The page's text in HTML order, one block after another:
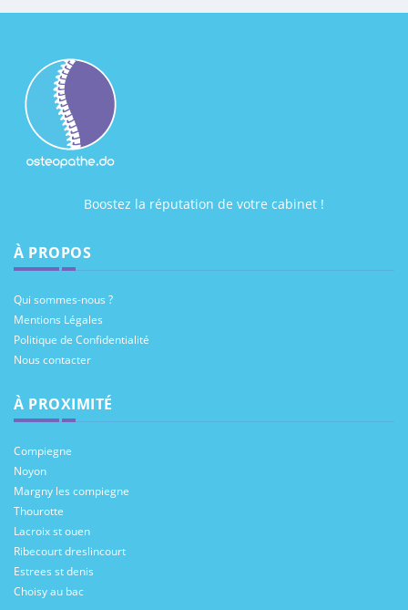
Boostez la réputation de votre cabinet !
À PROPOS
Qui sommes-nous ?
Mentions Légales
Politique de Confidentialité
Nous contacter
À PROXIMITÉ
Compiegne
Noyon
Margny les compiegne
Thourotte
Lacroix st ouen
Ribecourt dreslincourt
Estrees st denis
Choisy au bac